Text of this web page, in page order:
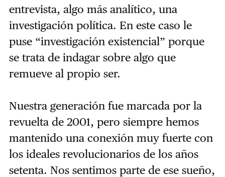
entrevista, algo más analítico, una
investigación política. En este caso le
puse “investigación existencial” porque
se trata de indagar sobre algo que
remueve al propio ser.
Nuestra generación fue marcada por la
revuelta de 2001, pero siempre hemos
mantenido una conexión muy fuerte con
los ideales revolucionarios de los años
setenta. Nos sentimos parte de ese sueño,